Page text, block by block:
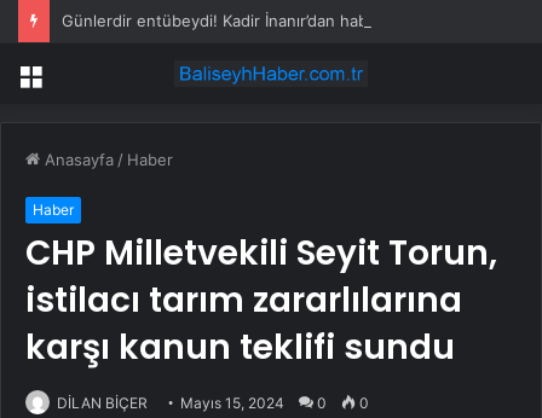
Günlerdir entübeydi! Kadir İnanır’dan haber var
Menü
Anasayfa / Haber
Haber
CHP Milletvekili Seyit Torun,
istilacı tarım zararlılarına
karşı kanun teklifi sundu
DİLAN BİÇER Mayıs 15, 2024 0 0